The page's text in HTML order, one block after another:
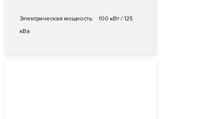
Электрическая мощность:
100 кВт / 125
кВа